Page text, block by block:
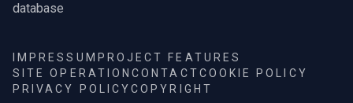
database
IMPRESSUM PROJECT FEATURES
SITE OPERATIONCONTACTCOOKIE POLICY
PRIVACY POLICYCOPYRIGHT